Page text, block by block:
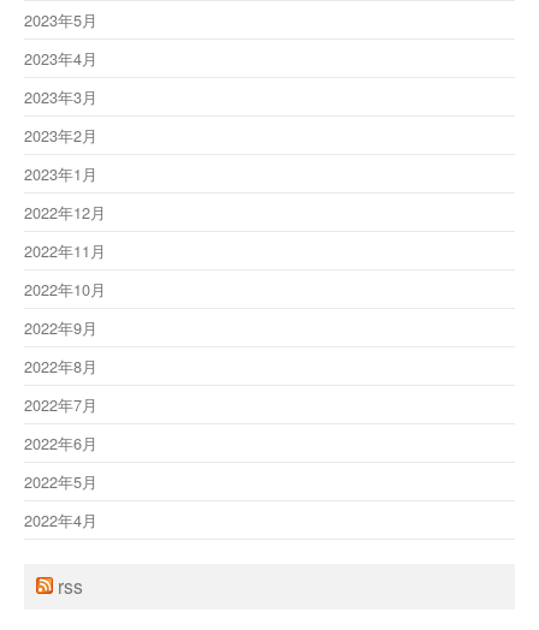
2023年5月
2023年4月
2023年3月
2023年2月
2023年1月
2022年12月
2022年11月
2022年10月
2022年9月
2022年8月
2022年7月
2022年6月
2022年5月
2022年4月
rss